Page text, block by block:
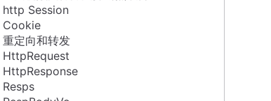
http Session
Cookie
重定向和转发
HttpRequest
HttpResponse
Resps